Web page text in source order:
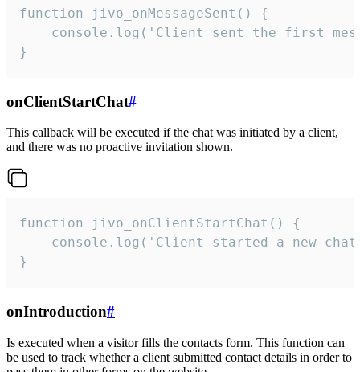
function jivo_onMessageSent() {
console.log('Client sent the first
}
onClientStartChat#
This callback will be executed if the chat was initiated by a client,
and there was no proactive invitation shown.
function jivo_onClientStartChat() {
console.log('Client started a new
}
onIntroduction#
Is executed when a visitor fills the contacts form. This function can
be used to track whether a client submitted contact details in order to